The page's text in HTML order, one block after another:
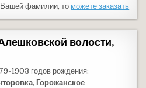
Вашей фамилии, то можете заказать
волости,
1903 годов рождения:
Горожанское